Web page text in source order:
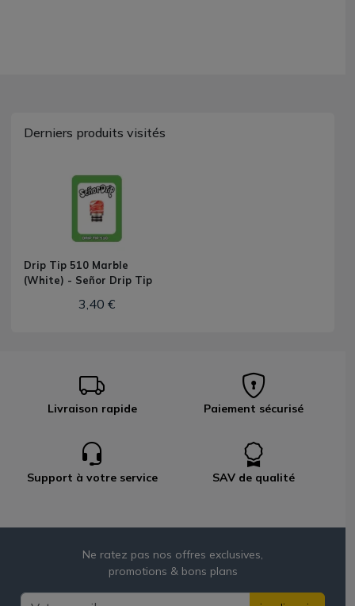
Derniers produits visités
Drip Tip 510 Marble
(White) - Señor Drip Tip
3,40 €
Livraison rapide Paiement sécurisé
Support à votre service SAV de qualité
Ne ratez pas nos offres exclusives,
promotions & bons plans